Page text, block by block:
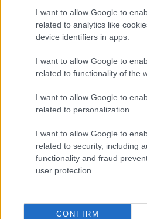
I want to allow Google to
related to analytics like
device identifiers in apps.
I want to allow Google to
related to functionality of the
I want to allow Google to
related to personalization.
I want to allow Google to
related to security, including
functionality and fraud
user protection.
CONFIRM
Hosszabbított a Honvéd
tehetsége
Három évvel hosszabbított a Kispest-
éves Kovács Erik, aki már 16 évesen